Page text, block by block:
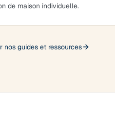
de maison individuelle.
nos guides et ressources